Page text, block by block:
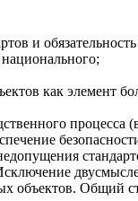
и
как элемент
процесса
объектов. Общий